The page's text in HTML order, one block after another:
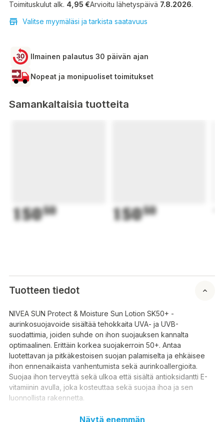
Toimituskulut alk. 4,95 €Arvioitu lähetyspäivä 7.8.2026.
Valitse myymäläsi ja tarkista saatavuus
Ilmainen palautus 30 päivän ajan
Nopeat ja monipuoliset toimitukset
Samankaltaisia tuotteita
15050 15050
Tuotteen tiedot
NIVEA SUN Protect & Moisture Sun Lotion SK50+ -
aurinkosuojavoide sisältää tehokkaita UVA- ja UVB-
suodattimia, joiden suhde on ihon suojauksen kannalta
optimaalinen. Erittäin korkea suojakerroin 50+. Antaa
luotettavan ja pitkäkestoisen suojan palamiselta ja ehkäisee
ihon ennenaikaista vanhentumista sekä aurinkoallergioita.
Suojaa ihon terveyttä sekä ulkoa että sisältä antioksidantti E-
vitamiinin avulla, joka kosteuttaa sekä suojaa ihoa ja sen
luonnollista rakennetta.
Hoitava voide syväkosteuttaa tehokkaasti ja pitkävaikutteisesti
Näytä enemmän